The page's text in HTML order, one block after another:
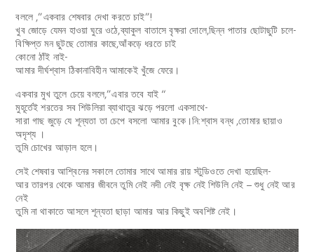
বললে ,”একবার শেষবার দেখা করতে চাই”!
খুব জোড়ে যেমন হাওয়া ঘুরে ওঠে,ব্যাকুল বাতাসে বৃক্ষরা দোলে,ছিন্ন পাতার ছোটাছুটি চলে-
বিক্ষিপ্ত মন ছুটছে তোমার কাছে,আঁকড়ে ধরতে চাই
কোনো ঠাঁই নাই-
আমার দীর্ঘশ্বাস ঠিকানাবিহীন আমাকেই খুঁজে ফেরে।
একবার মুখ তুলে চেয়ে বললে,”এবার তবে যাই “
মুহূর্তেই শরতের সব শিউলিরা ব্যাথাতুর ঝড়ে পরলো একসাথে-
সারা গাছ জুড়ে যে শূন্যতা তা চেপে বসলো আমার বুকে।নি:শ্বাস বন্ধ ,তোমার ছায়াও
অদৃশ্য ।
তুমি চোখের আড়াল হলে।
সেই শেষবার আশ্বিনের সকালে তোমার সাথে আমার রায় স্টুডিওতে দেখা হয়েছিল-
আর তারপর থেকে আমার জীবনে তুমি নেই নদী নেই বৃক্ষ নেই শিউলি নেই – শুধু নেই আর
নেই
তুমি না থাকাতে আসলে শূন্যতা ছাড়া আমার আর কিছুই অবশিষ্ট নেই।